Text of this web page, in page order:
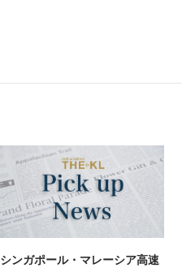
シンガポール・マレーシア高速